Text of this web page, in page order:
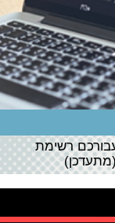
רשימת